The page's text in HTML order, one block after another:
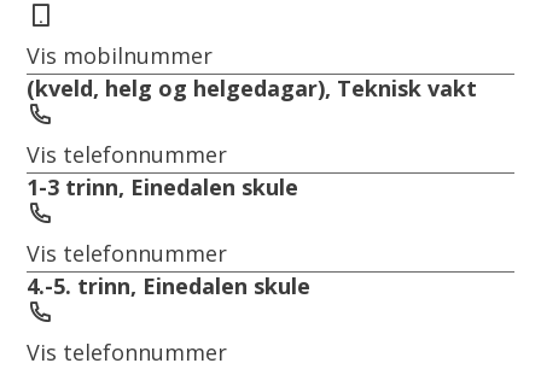
Vis mobilnummer
(kveld, helg og helgedagar), Teknisk vakt
Vis telefonnummer
1-3 trinn, Einedalen skule
Vis telefonnummer
4.-5. trinn, Einedalen skule
Vis telefonnummer